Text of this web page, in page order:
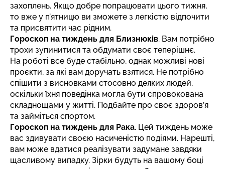
захоплень. Якщо добре попрацювати цього тижня,
то вже у п’ятницю ви зможете з легкістю відпочити
та присвятити час рідним.
Гороскоп на тиждень для Близнюків. Вам потрібно
трохи зупинитися та обдумати своє теперішнє.
На роботі все буде стабільно, однак можливі нові
проєкти, за які вам доручать взятися. Не потрібно
спішити з висновками стосовно деяких людей,
оскільки їхня поведінка могла бути спровокована
складнощами у житті. Подбайте про своє здоров’я
та займіться спортом.
Гороскоп на тиждень для Рака. Цей тиждень може
вас здивувати своєю насиченістю подіями. Нарешті,
вам може вдатися реалізувати задумане завдяки
щасливому випадку. Зірки будуть на вашому боці